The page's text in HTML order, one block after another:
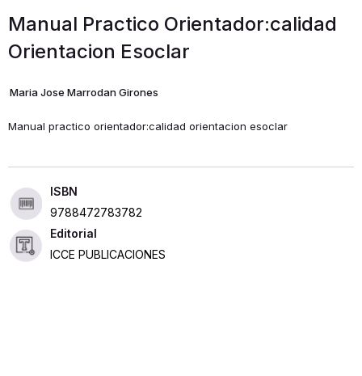
Manual Practico Orientador:calidad
Orientacion Esoclar
Maria Jose Marrodan Girones
Manual practico orientador:calidad orientacion esoclar
ISBN
9788472783782
Editorial
ICCE PUBLICACIONES